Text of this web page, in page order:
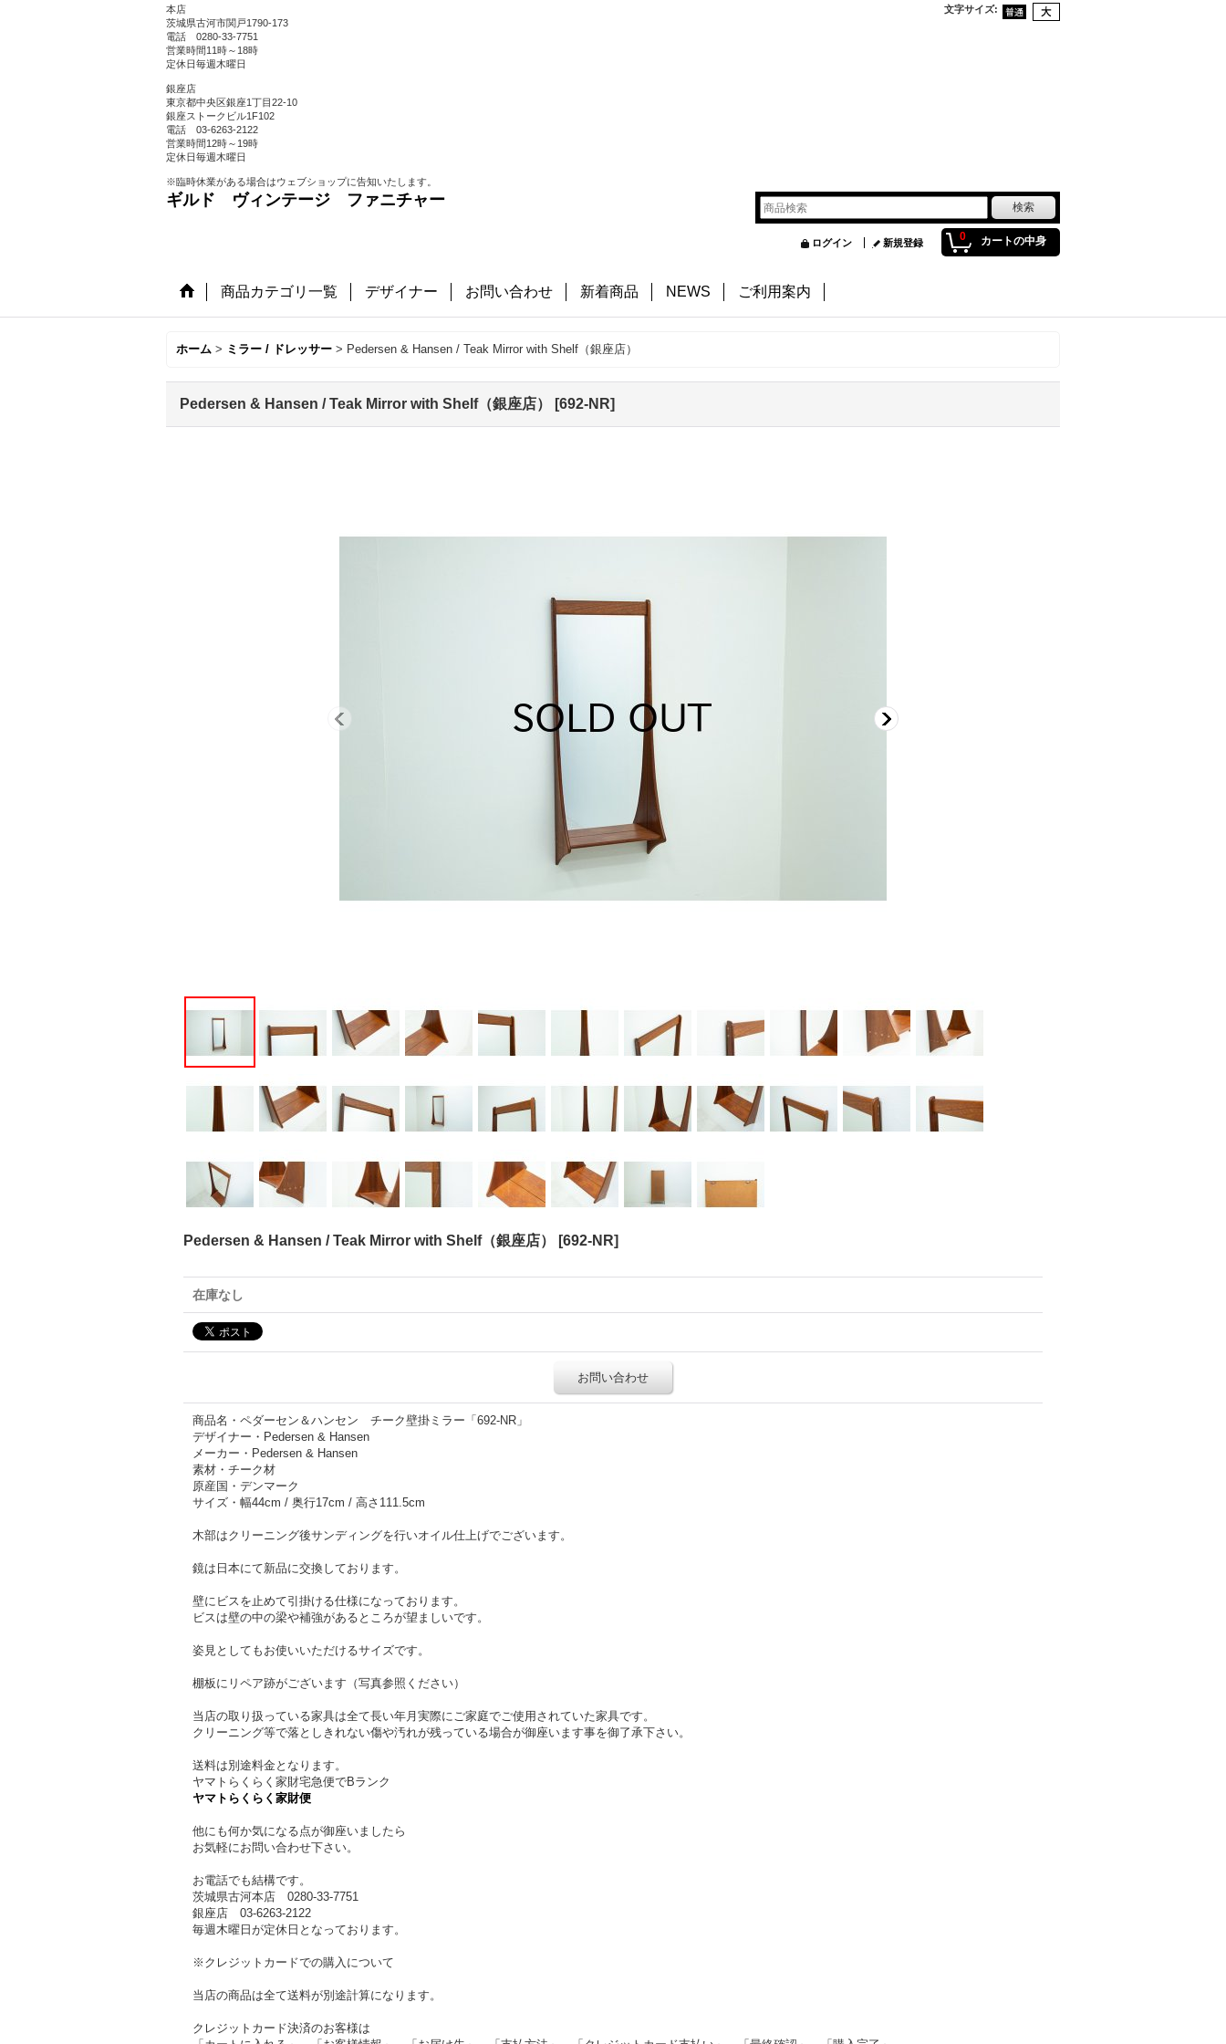
本店
茨城県古河市関戸1790-173
電話 0280-33-7751
営業時間11時～18時
定休日毎週木曜日
銀座店
東京都中央区銀座1丁目22-10
銀座ストークビル1F102
電話 03-6263-2122
営業時間12時～19時
定休日毎週木曜日
※臨時休業がある場合はウェブショップに告知いたします。
文字サイズ:
ギルド ヴィンテージ ファニチャー
0 カートの中身
ログイン 新規登録
商品カテゴリ一覧 デザイナー お問い合わせ 新着商品 NEWS ご利用案内
ホーム > ミラー / ドレッサー > Pedersen & Hansen / Teak Mirror with Shelf（銀座店）
Pedersen & Hansen / Teak Mirror with Shelf（銀座店） [692-NR]
Pedersen & Hansen / Teak Mirror with Shelf（銀座店） [692-NR]
在庫なし
お問い合わせ
商品名・ペダーセン＆ハンセン チーク壁掛ミラー「692-NR」
デザイナー・Pedersen & Hansen
メーカー・Pedersen & Hansen
素材・チーク材
原産国・デンマーク
サイズ・幅44cm / 奥行17cm / 高さ111.5cm
木部はクリーニング後サンディングを行いオイル仕上げでございます。
鏡は日本にて新品に交換しております。
壁にビスを止めて引掛ける仕様になっております。
ビスは壁の中の梁や補強があるところが望ましいです。
姿見としてもお使いいただけるサイズです。
棚板にリペア跡がございます（写真参照ください）
当店の取り扱っている家具は全て長い年月実際にご家庭でご使用されていた家具です。
クリーニング等で落としきれない傷や汚れが残っている場合が御座います事を御了承下さい。
送料は別途料金となります。
ヤマトらくらく家財宅急便でBランク
ヤマトらくらく家財便
他にも何か気になる点が御座いましたら
お気軽にお問い合わせ下さい。
お電話でも結構です。
茨城県古河本店 0280-33-7751
銀座店 03-6263-2122
毎週木曜日が定休日となっております。
※クレジットカードでの購入について
当店の商品は全て送料が別途計算になります。
クレジットカード決済のお客様は